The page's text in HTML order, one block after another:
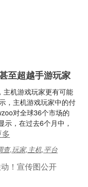
至超越手游玩家
主机游戏玩家更有可能
，主机游戏玩家中的付
对全球36个市场的
，在过去6个月中，
查,玩家,主机,平台